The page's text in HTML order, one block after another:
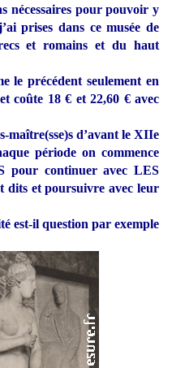
nécessaires pour pouvoir y
prises dans ce musée de
et romains et du haut
le précédent seulement en
coûte 18 € et 22,60 € avec
maître(sse)s d’avant le XIIe
période on commence
pour continuer avec LES
et poursuivre avec leur
est-il question par exemple